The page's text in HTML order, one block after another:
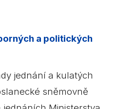
a politických
jednání a kulatých
sněmovně